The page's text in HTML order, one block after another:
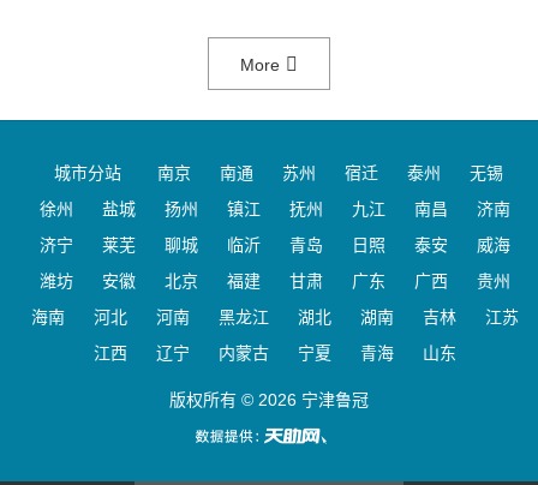
More
城市分站 南京 南通 苏州 宿迁 泰州
无锡
徐州
盐城 扬州 镇江 抚州 九江 南昌
济南
济宁
莱芜 聊城 临沂 青岛 日照 泰安
威海
潍坊
安徽 北京 福建 甘肃 广东 广西
贵州
海南
河北 河南 黑龙江 湖北 湖南 吉林
江苏
江西
辽宁 内蒙古 宁夏 青海 山东
版权所有 © 2026 宁津鲁冠